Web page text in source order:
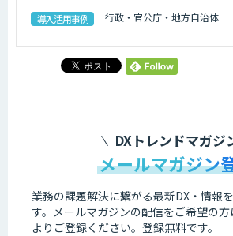
導入活用事例 行政・官公庁・地方自治体
DXトレンドマガジ
メールマガジン
業務の課題解決に繋がる最新DX・情報
す。 メールマガジンの配信をご希望の
よりご登録ください。登録無料です。